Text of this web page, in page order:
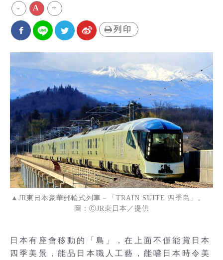
- A +
列印
▲JR東日本豪華郵輪式列車－「TRAIN SUITE 四季島」。
圖：ⒸJR東日本／提供
日本有座會移動的「島」，在上面不僅能賞日本
四季美景，能品日本職人工藝，能嚐日本時令美